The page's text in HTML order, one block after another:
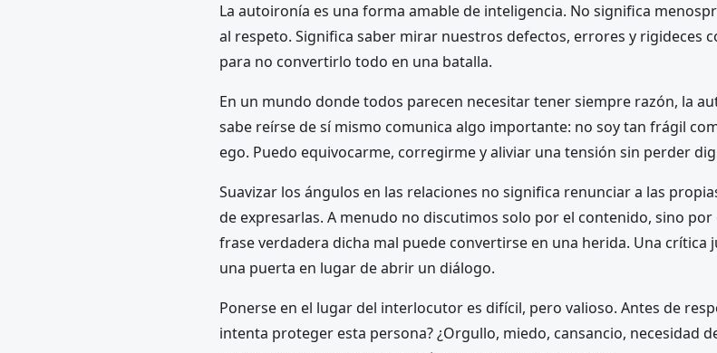
La autoironía es una forma amable de inteligencia. No significa
al respeto. Significa saber mirar nuestros defectos, errores y rigideces
para no convertirlo todo en una batalla.
En un mundo donde todos parecen necesitar tener siempre razón, la
sabe reírse de sí mismo comunica algo importante: no soy tan frágil
ego. Puedo equivocarme, corregirme y aliviar una tensión sin perder
Suavizar los ángulos en las relaciones no significa renunciar a las
de expresarlas. A menudo no discutimos solo por el contenido, sino
frase verdadera dicha mal puede convertirse en una herida. Una crítica
una puerta en lugar de abrir un diálogo.
Ponerse en el lugar del interlocutor es difícil, pero valioso. Antes de
intenta proteger esta persona? ¿Orgullo, miedo, cansancio, necesidad